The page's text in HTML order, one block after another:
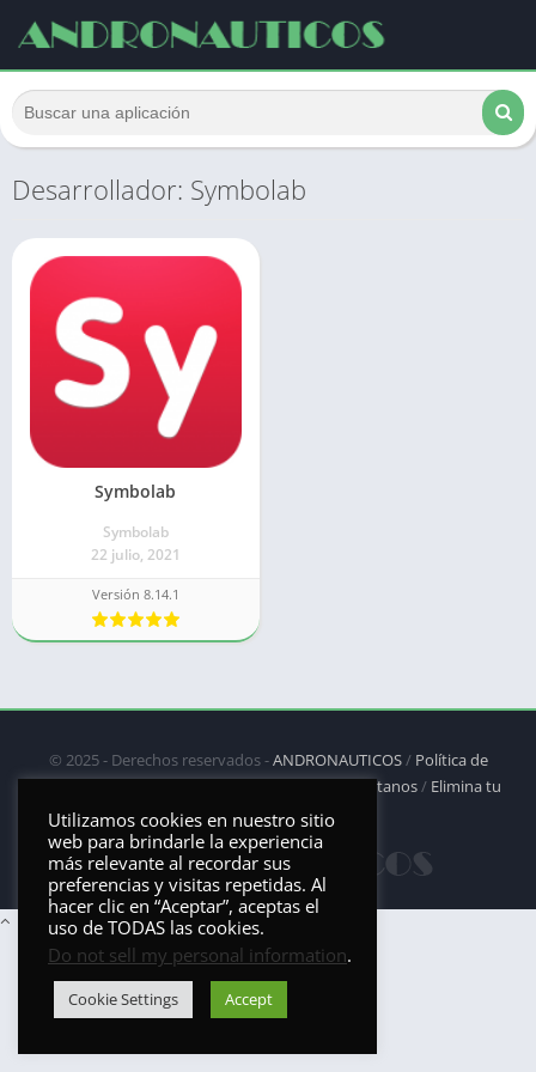
Desarrollador: Symbolab
Symbolab
Symbolab
22 julio, 2021
Versión 8.14.1
© 2025 - Derechos reservados -ANDRONAUTICOS/ Política de
privacidad/Política de Cookies/DMCA/Contáctanos/ Elimina tu
aplicación
Utilizamos cookies en nuestro sitio
web para brindarle la experiencia
más relevante al recordar sus
preferencias y visitas repetidas. Al
hacer clic en “Aceptar”, aceptas el
uso de TODAS las cookies.
Do not sell my personal information.
Cookie Settings Accept